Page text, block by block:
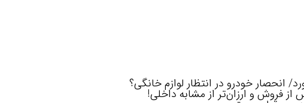
انحصار خودرو در انتظار لوازم خانگی؟
از فروش و ارزان‌تر از مشابه داخلی!